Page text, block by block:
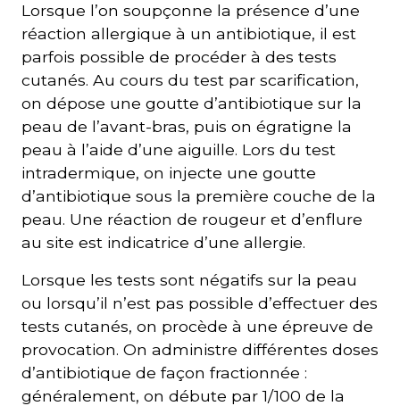
Lorsque l’on soupçonne la présence d’une
réaction allergique à un antibiotique, il est
parfois possible de procéder à des tests
cutanés. Au cours du test par scarification,
on dépose une goutte d’antibiotique sur la
peau de l’avant-bras, puis on égratigne la
peau à l’aide d’une aiguille. Lors du test
intradermique, on injecte une goutte
d’antibiotique sous la première couche de la
peau. Une réaction de rougeur et d’enflure
au site est indicatrice d’une allergie.
Lorsque les tests sont négatifs sur la peau
ou lorsqu’il n’est pas possible d’effectuer des
tests cutanés, on procède à une épreuve de
provocation. On administre différentes doses
d’antibiotique de façon fractionnée :
généralement, on débute par 1/100 de la